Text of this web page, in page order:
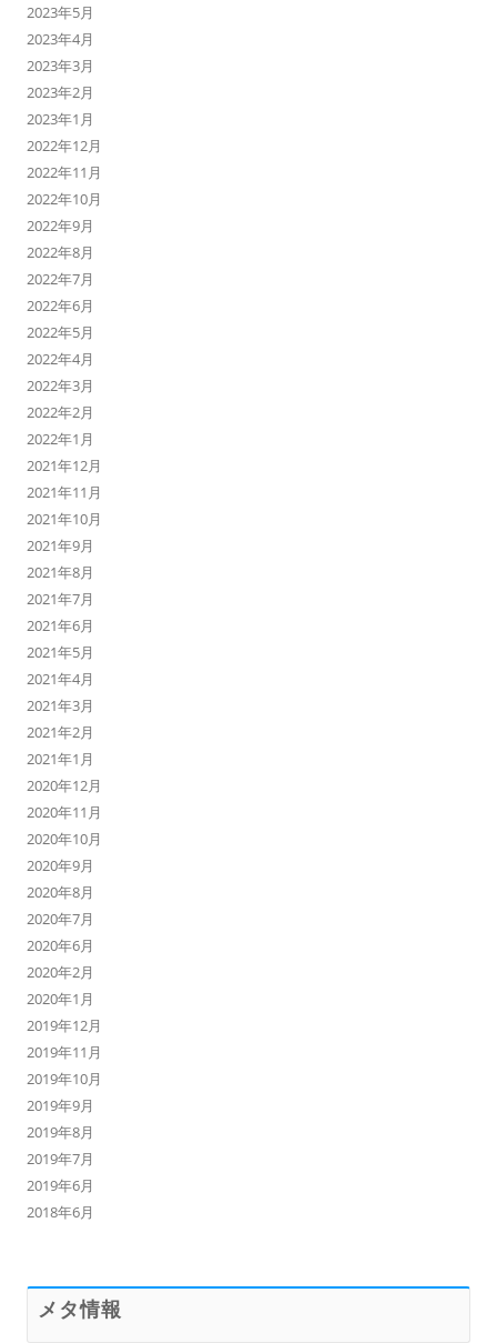
2023年5月
2023年4月
2023年3月
2023年2月
2023年1月
2022年12月
2022年11月
2022年10月
2022年9月
2022年8月
2022年7月
2022年6月
2022年5月
2022年4月
2022年3月
2022年2月
2022年1月
2021年12月
2021年11月
2021年10月
2021年9月
2021年8月
2021年7月
2021年6月
2021年5月
2021年4月
2021年3月
2021年2月
2021年1月
2020年12月
2020年11月
2020年10月
2020年9月
2020年8月
2020年7月
2020年6月
2020年2月
2020年1月
2019年12月
2019年11月
2019年10月
2019年9月
2019年8月
2019年7月
2019年6月
2018年6月
メタ情報